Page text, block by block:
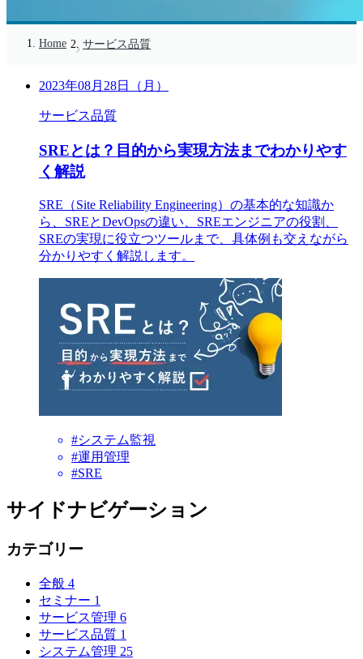
Home サービス品質
2023年08月28日（月）
サービス品質
SREとは？目的から実現方法までわかりやす
く解説
SRE（Site Reliability Engineering）の基本的な知識か
ら、SREとDevOpsの違い、SREエンジニアの役割、
SREの実現に役立つツールまで、具体例も交えながら
分かりやすく解説します。
#システム監視
#運用管理
#SRE
サイドナビゲーション
カテゴリー
全般 4
セミナー 1
サービス管理 6
サービス品質 1
システム管理 25